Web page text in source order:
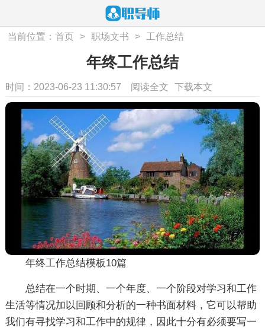
当前位置：首页 > 职场文书 > 工作总结
年终工作总结
时间：2023-06-23 11:30:57 阅读全文 下载本文
年终工作总结模板10篇
总结在一个时期、一个年度、一个阶段对学习和工作
生活等情况加以回顾和分析的一种书面材料，它可以帮助
我们有寻找学习和工作中的规律，因此十分有必须要写一